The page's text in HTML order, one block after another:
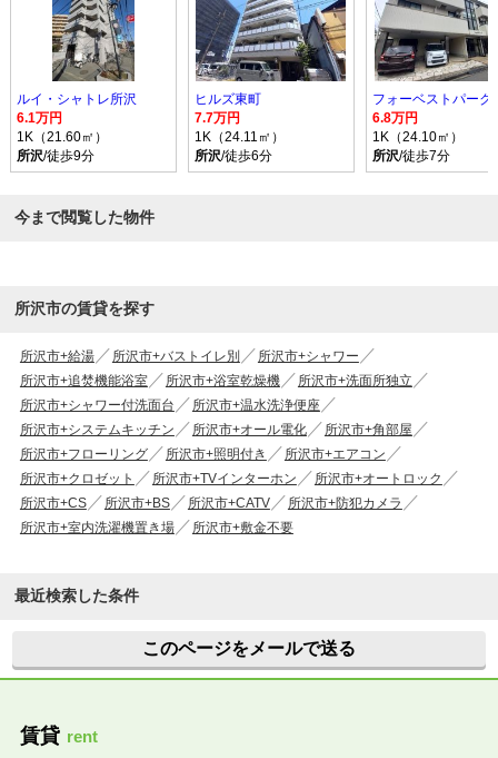
ルイ・シャトレ所沢
6.1万円
1K（21.60㎡）
所沢/徒歩9分
ヒルズ東町
7.7万円
1K（24.11㎡）
所沢/徒歩6分
フォーベストパーク
6.8万円
1K（24.10㎡）
所沢/徒歩7分
今まで閲覧した物件
所沢市の賃貸を探す
所沢市+給湯 所沢市+バストイレ別
所沢市+シャワー
所沢市+追焚機能浴室
所沢市+浴室乾燥機
所沢市+洗面所独立
所沢市+シャワー付洗面台
所沢市+温水洗浄便座
所沢市+システムキッチン
所沢市+オール電化
所沢市+角部屋
所沢市+フローリング
所沢市+照明付き
所沢市+エアコン
所沢市+クロゼット
所沢市+TVインターホン
所沢市+オートロック
所沢市+CS
所沢市+BS 所沢市+CATV
所沢市+防犯カメラ
所沢市+室内洗濯機置き場
所沢市+敷金不要
最近検索した条件
このページをメールで送る
賃貸 rent